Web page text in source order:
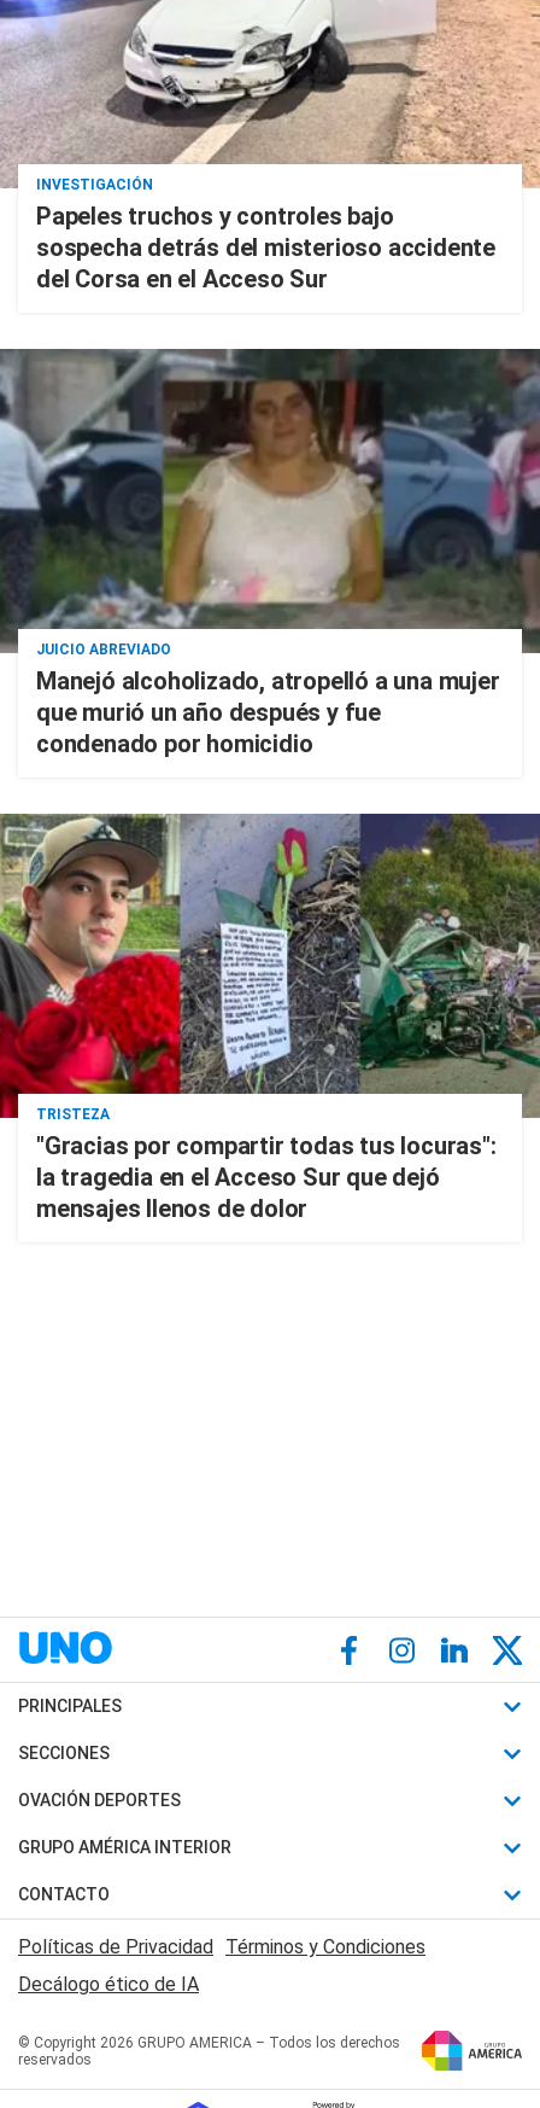
INVESTIGACIÓN
Papeles truchos y controles bajo
sospecha detrás del misterioso accidente
del Corsa en el Acceso Sur
JUICIO ABREVIADO
Manejó alcoholizado, atropelló a una mujer
que murió un año después y fue
condenado por homicidio
TRISTEZA
"Gracias por compartir todas tus locuras":
la tragedia en el Acceso Sur que dejó
mensajes llenos de dolor
PRINCIPALES
Últimas Noticias
Política
Judiciales
Economia
SECCIONES
Horóscopo
Motores
Trucos caseros
Series y Películas
Edictos y Solicitadas
OVACIÓN DEPORTES
Fútbol
Mundial
Automovilismo
Rugby
Básquet
GRUPO AMÉRICA INTERIOR
Canal 7 en Vivo
San Juan 8
CONTACTO
Acerca de Nosotros
Contactanos
Políticas de Privacidad Términos y Condiciones
Decálogo ético de IA
© Copyright 2026 GRUPO AMERICA – Todos los derechos
reservados